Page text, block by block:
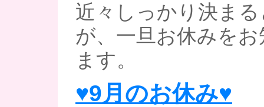
近々しっかり決ま
が、一旦お休みを
ます。
♥9月のお休み♥